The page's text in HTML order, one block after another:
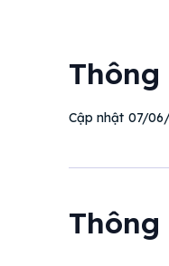
Cập nhật 07/